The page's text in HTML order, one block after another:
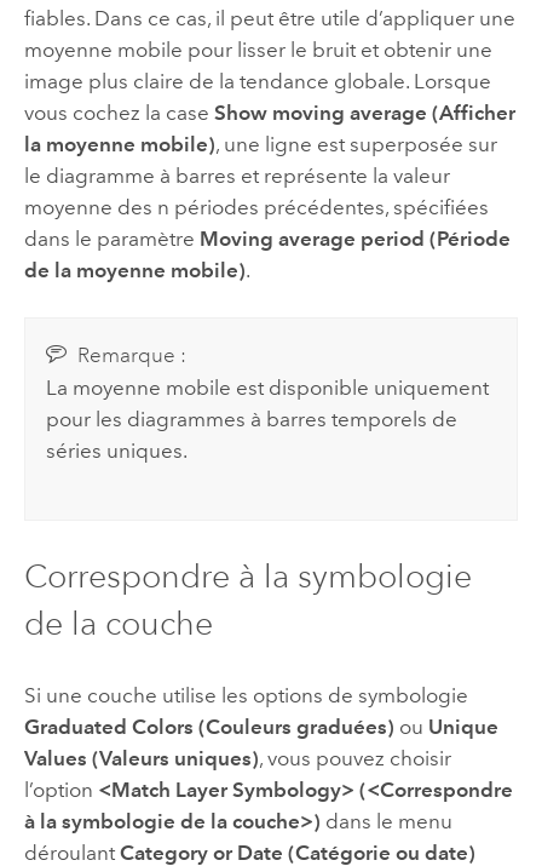
fiables. Dans ce cas, il peut être utile d’appliquer une
moyenne mobile pour lisser le bruit et obtenir une
image plus claire de la tendance globale. Lorsque
vous cochez la case Show moving average (Afficher
la moyenne mobile), une ligne est superposée sur
le diagramme à barres et représente la valeur
moyenne des n périodes précédentes, spécifiées
dans le paramètre Moving average period (Période
de la moyenne mobile).
Remarque :
La moyenne mobile est disponible uniquement
pour les diagrammes à barres temporels de
séries uniques.
Correspondre à la symbologie
de la couche
Si une couche utilise les options de symbologie
Graduated Colors (Couleurs graduées) ou Unique
Values (Valeurs uniques), vous pouvez choisir
l’option <Match Layer Symbology> (<Correspondre
à la symbologie de la couche>) dans le menu
déroulant Category or Date (Catégorie ou date)